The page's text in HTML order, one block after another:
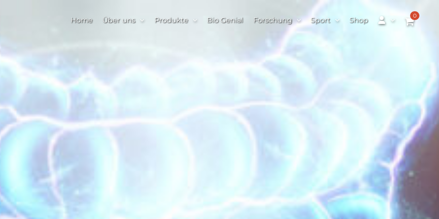
Home Über uns Produkte Bio Genial Forschung Sport Shop
0